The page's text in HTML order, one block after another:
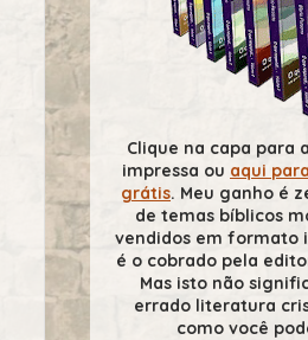
Clique na capa para
impressa ou aqui
grátis. Meu ganho é
de temas bíblicos
vendidos em formato
é o cobrado pela
Mas isto não
errado literatura
como você